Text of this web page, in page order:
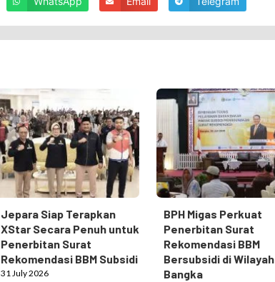
Jepara Siap Terapkan
XStar Secara Penuh untuk
Penerbitan Surat
Rekomendasi BBM Subsidi
31 July 2026
BPH Migas Perkuat
Penerbitan Surat
Rekomendasi BBM
Bersubsidi di Wilayah
Bangka